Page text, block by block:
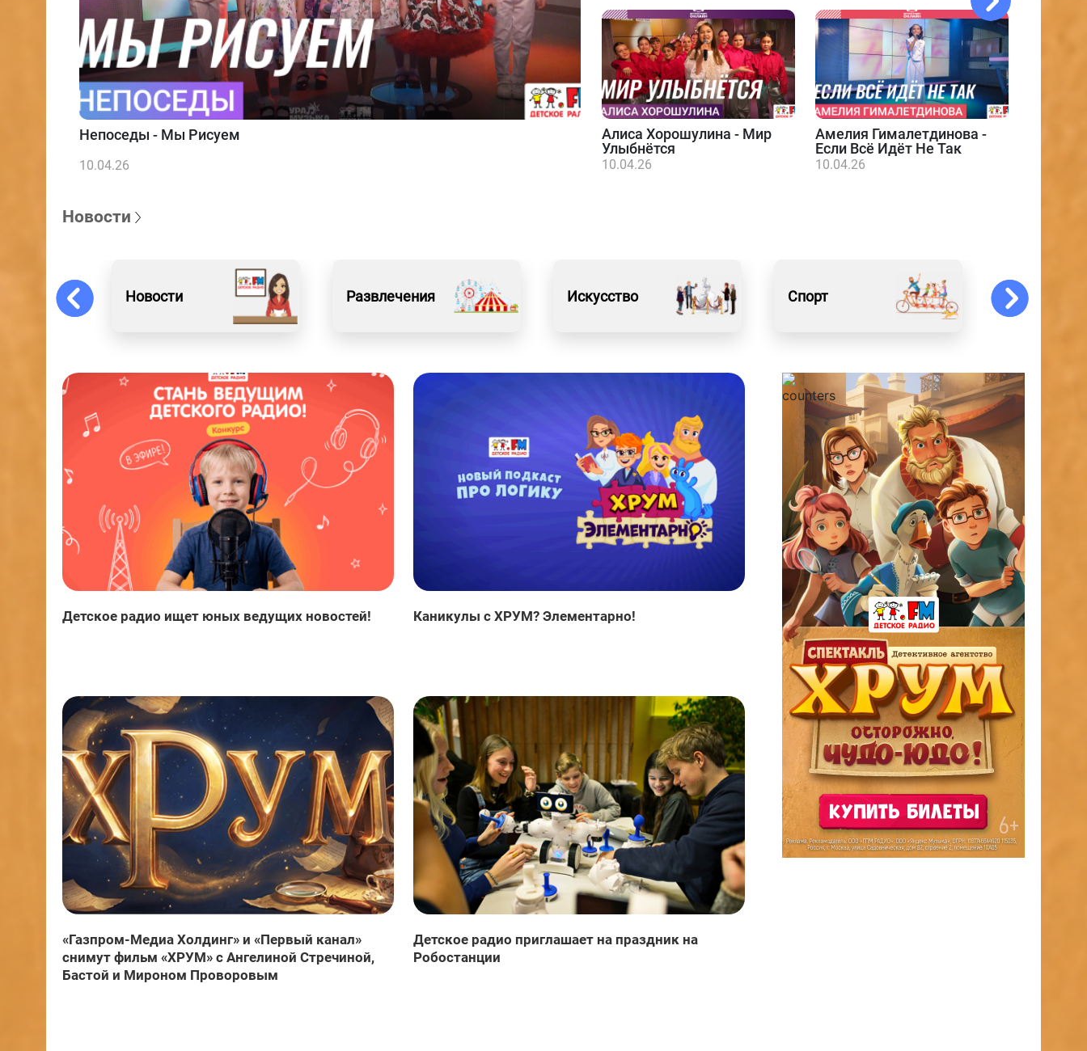
Непоседы - Мы Рисуем
10.04.26
Алиса Хорошулина - Мир
Улыбнётся
10.04.26
Амелия Гималетдинова -
Если Всё Идёт Не Так
10.04.26
Новости
Новости Развлечения Искусство Спорт
Детское радио ищет юных ведущих новостей! Каникулы с ХРУМ? Элементарно!
«Газпром-Медиа Холдинг» и «Первый канал»
снимут фильм «ХРУМ» с Ангелиной Стречиной,
Бастой и Мироном Проворовым
Детское радио приглашает на праздник на
Робостанции